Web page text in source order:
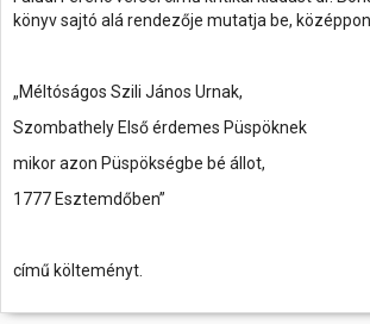
könyv sajtó alá rendezője mutatja be,
„Méltóságos Szili János Urnak,
Szombathely Első érdemes Püspöknek
mikor azon Püspökségbe bé állot,
1777 Esztemdőben”
című költeményt.